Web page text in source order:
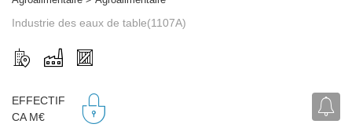
Industrie des eaux de table(1107A)
EFFECTIF
CA M€